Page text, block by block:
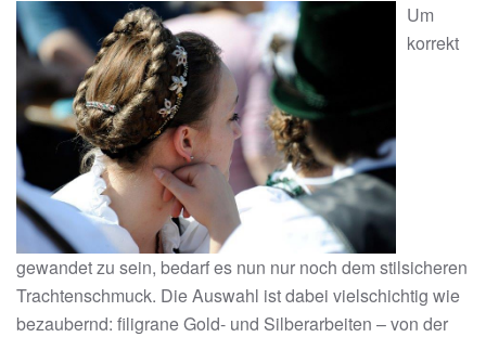
Um
korrekt
gewandet zu sein, bedarf es nun nur noch dem stilsicheren
Trachtenschmuck. Die Auswahl ist dabei vielschichtig wie
bezaubernd: filigrane Gold- und Silberarbeiten – von der